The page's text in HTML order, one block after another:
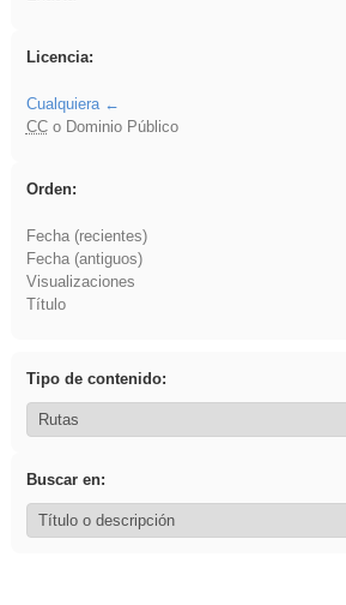
Licencia:
Cualquiera
CCo Dominio Público
Orden:
Fecha (recientes)
Fecha (antiguos)
Visualizaciones
Título
Tipo de contenido:
Buscar en: